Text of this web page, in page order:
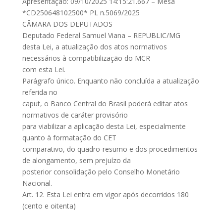
*CD250648102500* PL n.5069/2025
CÂMARA DOS DEPUTADOS
Deputado Federal Samuel Viana – REPUBLIC/MG
desta Lei, a atualização dos atos normativos
necessários à compatibilização do MCR
com esta Lei.
Parágrafo único. Enquanto não concluída a atualização
referida no
caput, o Banco Central do Brasil poderá editar atos
normativos de caráter provisório
para viabilizar a aplicação desta Lei, especialmente
quanto à formatação do CET
comparativo, do quadro-resumo e dos procedimentos
de alongamento, sem prejuízo da
posterior consolidação pelo Conselho Monetário
Nacional.
Art. 12. Esta Lei entra em vigor após decorridos 180
(cento e oitenta)